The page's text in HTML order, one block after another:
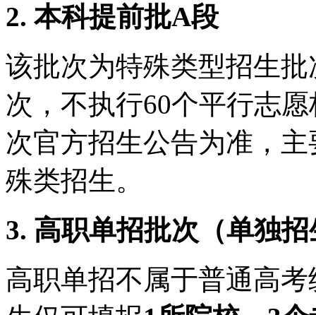
2. 本科提前批A段
该批次为特殊类型招生
次，不执行60个平行志
次官方招生公告为准，
殊类招生。
3. 高职单招批次（单独
高职单招不属于普通高